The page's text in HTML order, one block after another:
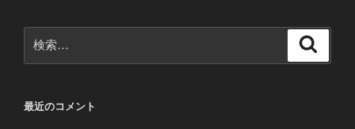
索:
最近のコメント